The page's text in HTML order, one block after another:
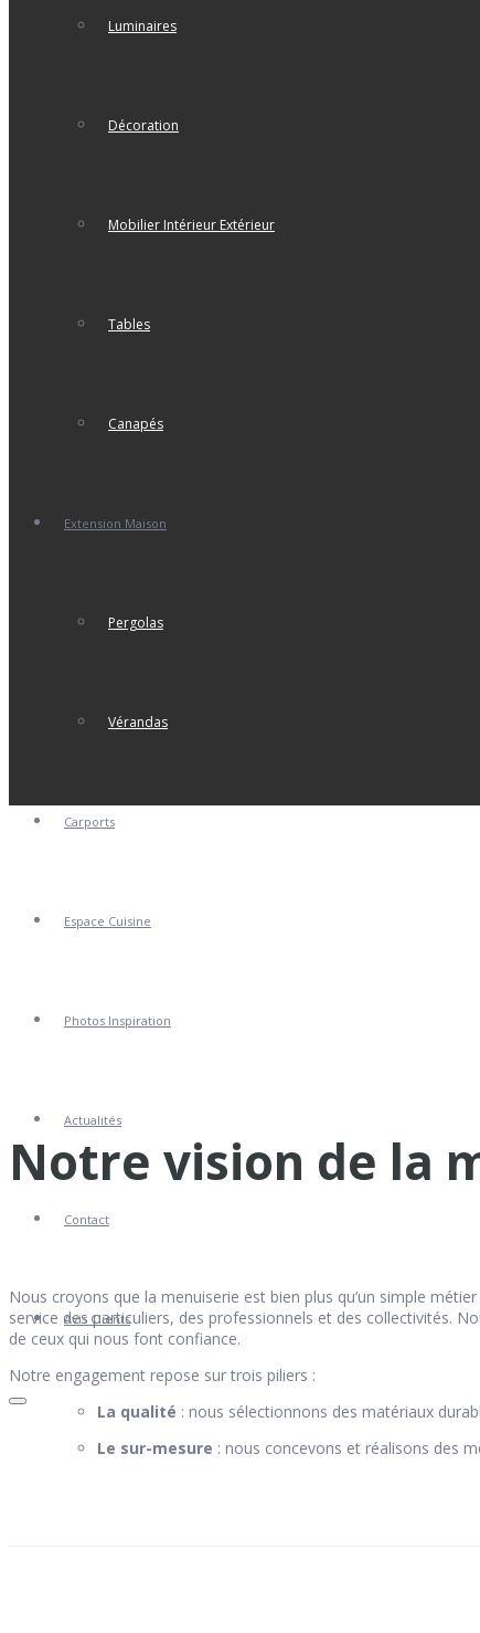
Luminaires
Décoration
Mobilier Intérieur Extérieur
Tables
Canapés
Extension Maison
Pergolas
Vérandas
Carports
Espace Cuisine
Photos Inspiration
Actualités
Contact
Avis Clients
Notre vision de la
Nous croyons que la menuiserie est bien plus qu’un simple
service des particuliers, des professionnels et des collectivités.
de ceux qui nous font confiance.
Notre engagement repose sur trois piliers :
La qualité : nous sélectionnons des matériaux
Le sur-mesure : nous concevons et réalisons des